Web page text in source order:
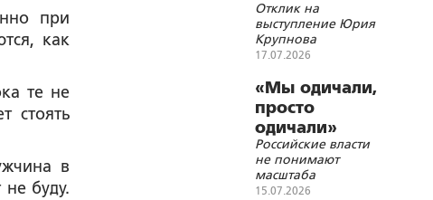
при
как
те не
стоять
в
буду.
Отклик на
выступление Юрия
Крупнова
17.07.2026
«Мы одичали,
просто
одичали»
Российские власти
не понимают
масштаба
демографической
15.07.2026